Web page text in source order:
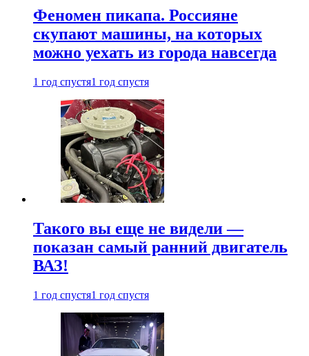
Феномен пикапа. Россияне
скупают машины, на которых
можно уехать из города навсегда
1 год спустя1 год спустя
Такого вы еще не видели —
показан самый ранний двигатель
ВАЗ!
1 год спустя1 год спустя